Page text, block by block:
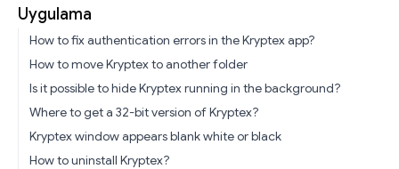
Uygulama
How to fix authentication errors in the Kryptex app?
How to move Kryptex to another folder
Is it possible to hide Kryptex running in the background?
Where to get a 32-bit version of Kryptex?
Kryptex window appears blank white or black
How to uninstall Kryptex?